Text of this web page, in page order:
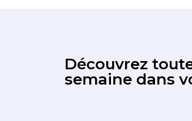
Découvrez
semaine dans